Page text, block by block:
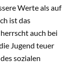
Werte als auf
ist das
auch bei
Jugend teuer
sozialen